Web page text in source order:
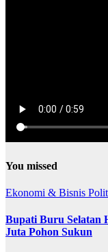
You missed
Ekonomi & Bisnis
Bupati Buru Selatan
Juta Pohon Sukun